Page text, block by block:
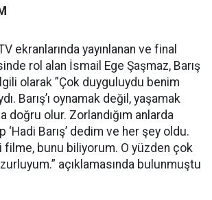
ekranlarında yayınlanan ve final
rol alan İsmail Ege Şaşmaz, Barış
olarak ”Çok duyguluydu benim
Barış’ı oynamak değil, yaşamak
doğru olur. Zorlandığım anlarda
‘Hadi Barış’ dedim ve her şey oldu.
filme, bunu biliyorum. O yüzden çok
açıklamasında bulunmuştu